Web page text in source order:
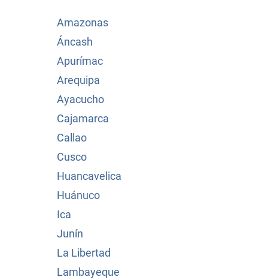
Amazonas
Áncash
Apurímac
Arequipa
Ayacucho
Cajamarca
Callao
Cusco
Huancavelica
Huánuco
Ica
Junín
La Libertad
Lambayeque